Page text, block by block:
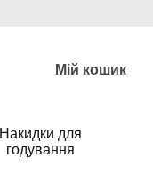
Мій кошик
Накидки для
годування